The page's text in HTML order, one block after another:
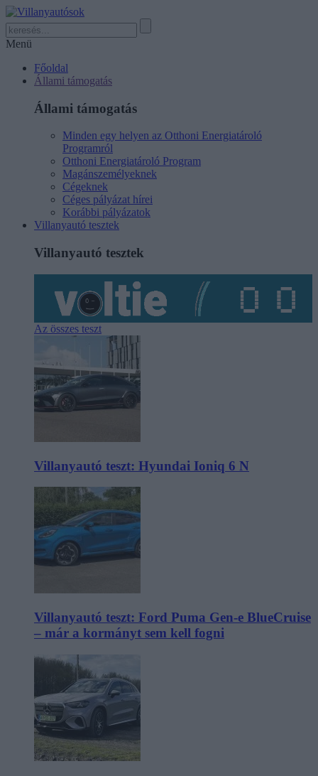
Menü
Főoldal
Állami támogatás
Állami támogatás
Minden egy helyen az Otthoni Energiatároló
Programról
Otthoni Energiatároló Program
Magánszemélyeknek
Cégeknek
Céges pályázat hírei
Korábbi pályázatok
Villanyautó tesztek
Villanyautó tesztek
Az összes teszt
Villanyautó teszt: Hyundai Ioniq 6 N
Villanyautó teszt: Ford Puma Gen-e BlueCruise
– már a kormányt sem kell fogni